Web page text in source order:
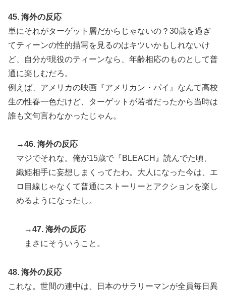
45. 海外の反応
単にそれがターゲット層だからじゃないの？30歳を過ぎ
てティーンの性的描写を見るのはキツいかもしれないけ
ど、自分が現役のティーンなら、年齢相応のものとして普
通に楽しむだろ。
例えば、アメリカの映画『アメリカン・パイ』なんて高校
生の性春一色だけど、ターゲットが若者だったから当時は
誰も文句言わなかったじゃん。
→46. 海外の反応
マジでそれな。俺が15歳で『BLEACH』読んでた頃、
織姫相手に妄想しまくってたわ。大人になった今は、エ
ロ目線じゃなくて普通にストーリーとアクションを楽し
めるようになったし。
→47. 海外の反応
まさにそういうこと。
48. 海外の反応
これな。世間の連中は、日本のサラリーマンが全員毎日異